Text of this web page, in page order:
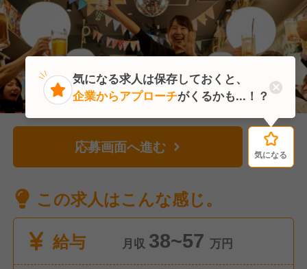
応募画面へ進む 気になる
この求人はこんな感じ。
給与
月収 38~57 万円
気になる
気になる求人は保存しておくと、
企業からアプローチがくるかも...！？